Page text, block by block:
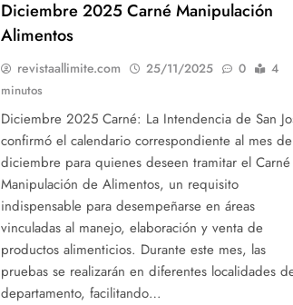
Diciembre 2025 Carné Manipulación
Alimentos
revistaallimite.com 25/11/2025 0
4
minutos
Diciembre 2025 Carné: La Intendencia de San
confirmó el calendario correspondiente al mes de
diciembre para quienes deseen tramitar el
Manipulación de Alimentos, un requisito
indispensable para desempeñarse en áreas
vinculadas al manejo, elaboración y venta de
productos alimenticios. Durante este mes, las
pruebas se realizarán en diferentes localidades
departamento, facilitando…